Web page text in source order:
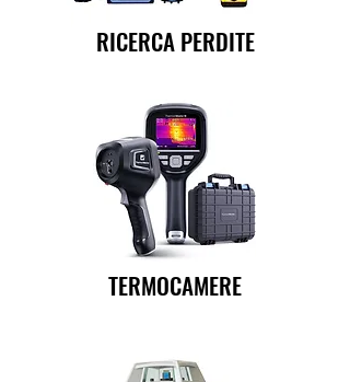
RICERCA PERDITE
TERMOCAMERE